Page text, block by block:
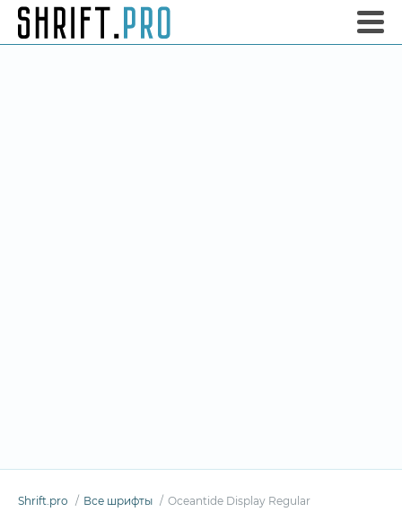
Shrift.pro Все шрифты Oceantide Display Regular